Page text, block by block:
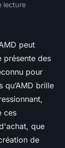
lecture
peut
présente des
pour
brille
ces
que
de